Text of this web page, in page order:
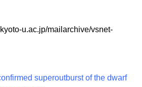
u.ac.jp/mailarchive/vsnet-
superoutburst of the dwarf